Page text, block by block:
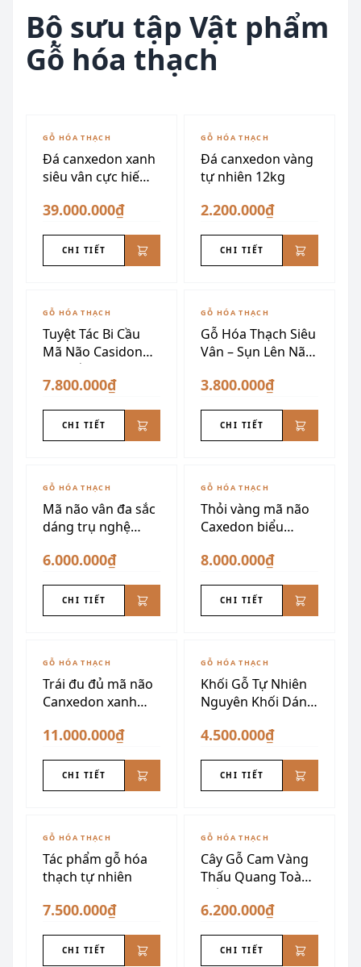
Bộ sưu tập Vật phẩm
Gỗ hóa thạch
GỖ HÓA THẠCH
Đá canxedon xanh
siêu vân cực hiếm
39.000.000₫
CHI TIẾT
GỖ HÓA THẠCH
Đá canxedon vàng
tự nhiên 12kg
2.200.000₫
CHI TIẾT
GỖ HÓA THẠCH
Tuyệt Tác Bi Cầu
Mã Não Casidon
cao cấp
7.800.000₫
CHI TIẾT
GỖ HÓA THẠCH
Gỗ Hóa Thạch Siêu
Vân – Sụn Lên Não
3.800.000₫
CHI TIẾT
GỖ HÓA THẠCH
Mã não vân đa sắc
dáng trụ nghệ
6.000.000₫
CHI TIẾT
GỖ HÓA THẠCH
Thỏi vàng mã não
Caxedon biểu
8.000.000₫
CHI TIẾT
GỖ HÓA THẠCH
Trái đu đủ mã não
Canxedon xanh
11.000.000₫
CHI TIẾT
GỖ HÓA THẠCH
Khối Gỗ Tự Nhiên
Nguyên Khối Dáng
4.500.000₫
CHI TIẾT
GỖ HÓA THẠCH
Tác phẩm gỗ hóa
thạch tự nhiên
7.500.000₫
CHI TIẾT
GỖ HÓA THẠCH
Cây Gỗ Cam Vàng
Thấu Quang Toàn
Phần
6.200.000₫
CHI TIẾT